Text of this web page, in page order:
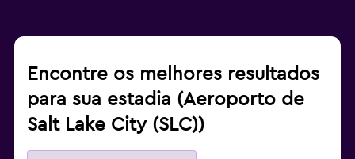
Encontre os melhores resultados
para sua estadia (Aeroporto de
Salt Lake City (SLC))